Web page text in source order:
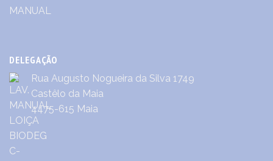
DELEGAÇÃO
Rua Augusto Nogueira da Silva 1749
Castêlo da Maia
4475-615 Maia